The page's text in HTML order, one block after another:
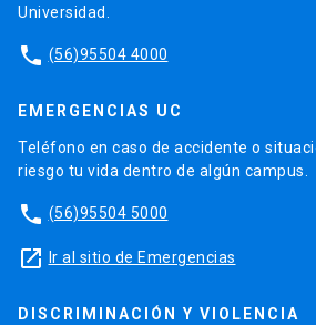
Universidad.
phone (56)95504 4000
EMERGENCIAS UC
Teléfono en caso de accidente o
riesgo tu vida dentro de algún campus.
phone (56)95504 5000
launch Ir al sitio de Emergencias
DISCRIMINACIÓN Y VIOLENCIA